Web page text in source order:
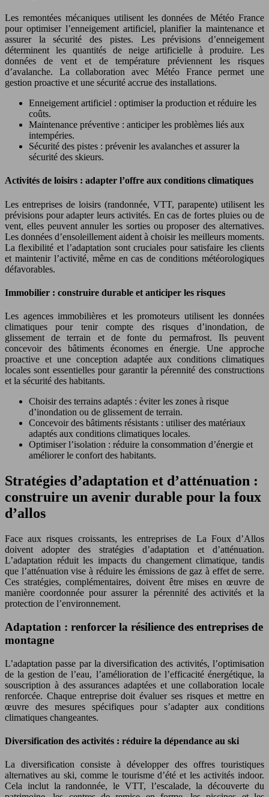
Les remontées mécaniques utilisent les données de Météo France
pour optimiser l’enneigement artificiel, planifier la maintenance et
assurer la sécurité des pistes. Les prévisions d’enneigement
déterminent les quantités de neige artificielle à produire. Les
données de vent et de température préviennent les risques
d’avalanche. La collaboration avec Météo France permet une
gestion proactive et une sécurité accrue des installations.
Enneigement artificiel : optimiser la production et réduire les
coûts.
Maintenance préventive : anticiper les problèmes liés aux
intempéries.
Sécurité des pistes : prévenir les avalanches et assurer la
sécurité des skieurs.
Activités de loisirs : adapter l’offre aux conditions climatiques
Les entreprises de loisirs (randonnée, VTT, parapente) utilisent les
prévisions pour adapter leurs activités. En cas de fortes pluies ou de
vent, elles peuvent annuler les sorties ou proposer des alternatives.
Les données d’ensoleillement aident à choisir les meilleurs moments.
La flexibilité et l’adaptation sont cruciales pour satisfaire les clients
et maintenir l’activité, même en cas de conditions météorologiques
défavorables.
Immobilier : construire durable et anticiper les risques
Les agences immobilières et les promoteurs utilisent les données
climatiques pour tenir compte des risques d’inondation, de
glissement de terrain et de fonte du permafrost. Ils peuvent
concevoir des bâtiments économes en énergie. Une approche
proactive et une conception adaptée aux conditions climatiques
locales sont essentielles pour garantir la pérennité des constructions
et la sécurité des habitants.
Choisir des terrains adaptés : éviter les zones à risque
d’inondation ou de glissement de terrain.
Concevoir des bâtiments résistants : utiliser des matériaux
adaptés aux conditions climatiques locales.
Optimiser l’isolation : réduire la consommation d’énergie et
améliorer le confort des habitants.
Stratégies d’adaptation et d’atténuation :
construire un avenir durable pour la foux
d’allos
Face aux risques croissants, les entreprises de La Foux d’Allos
doivent adopter des stratégies d’adaptation et d’atténuation.
L’adaptation réduit les impacts du changement climatique, tandis
que l’atténuation vise à réduire les émissions de gaz à effet de serre.
Ces stratégies, complémentaires, doivent être mises en œuvre de
manière coordonnée pour assurer la pérennité des activités et la
protection de l’environnement.
Adaptation : renforcer la résilience des entreprises de
montagne
L’adaptation passe par la diversification des activités, l’optimisation
de la gestion de l’eau, l’amélioration de l’efficacité énergétique, la
souscription à des assurances adaptées et une collaboration locale
renforcée. Chaque entreprise doit évaluer ses risques et mettre en
œuvre des mesures spécifiques pour s’adapter aux conditions
climatiques changeantes.
Diversification des activités : réduire la dépendance au ski
La diversification consiste à développer des offres touristiques
alternatives au ski, comme le tourisme d’été et les activités indoor.
Cela inclut la randonnée, le VTT, l’escalade, la découverte du